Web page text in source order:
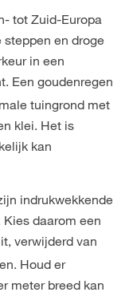
tot Zuid-Europa
en droge
in een
Een goudenregen
tuingrond met
klei. Het is
kan
indrukwekkende
daarom een
verwijderd van
Houd er
meter breed kan